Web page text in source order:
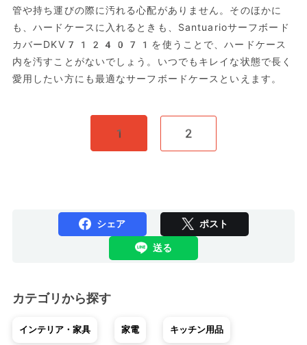
管や持ち運びの際に汚れる心配がありません。そのほかに
も、ハードケースに入れるときも、Santuarioサーフボード
カバーDKV7124071を使うことで、ハードケース
内を汚すことがないでしょう。いつでもキレイな状態で長く
愛用したい方にも最適なサーフボードケースといえます。
1 2
シェア ポスト
送る
カテゴリから探す
インテリア・家具 家電 キッチン用品